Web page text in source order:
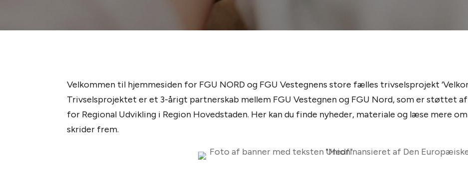
Velkommen til hjemmesiden for FGU NORD og FGU Vestegnens store fælles trivselsprojekt
Trivselsprojektet er et 3-årigt partnerskab mellem FGU Vestegnen og FGU Nord, som er støttet
for Regional Udvikling i Region Hovedstaden. Her kan du finde nyheder, materiale og læse mere
skrider frem.